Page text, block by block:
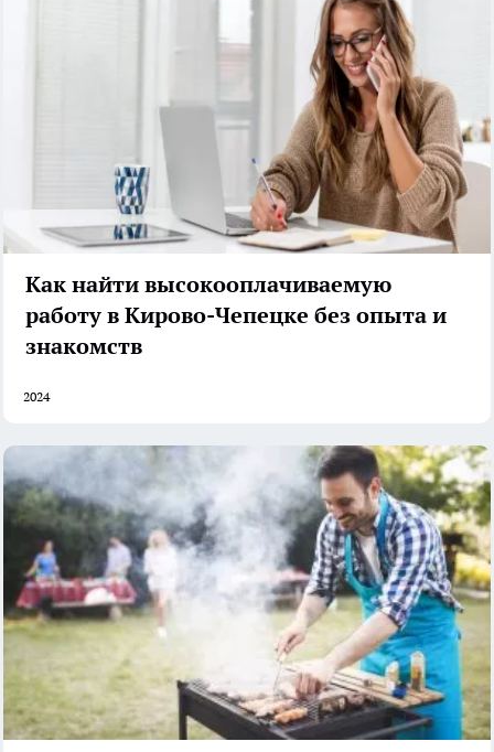
Как найти высокооплачиваемую
работу в Кирово-Чепецке без опыта и
знакомств
2024